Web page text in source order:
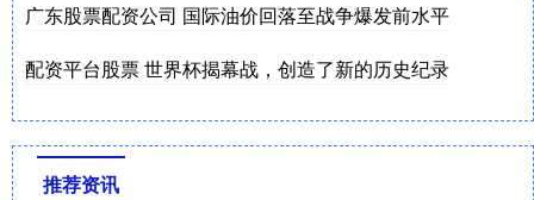
广东股票配资公司 国际油价回落至战争爆发前水平
配资平台股票 世界杯揭幕战，创造了新的历史纪录
推荐资讯